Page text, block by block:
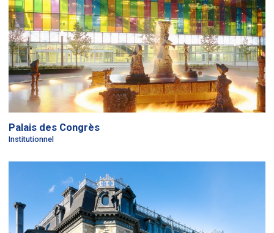
Palais des Congrès
Institutionnel